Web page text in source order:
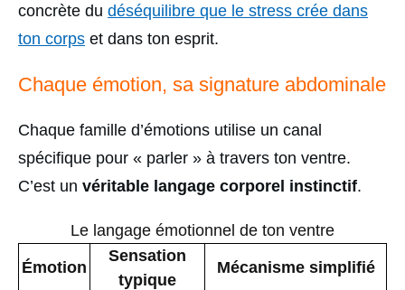
concrète du déséquilibre que le stress crée dans
ton corps et dans ton esprit.
Chaque émotion, sa signature abdominale
Chaque famille d’émotions utilise un canal
spécifique pour « parler » à travers ton ventre.
C’est un véritable langage corporel instinctif.
Le langage émotionnel de ton ventre
Émotion
Sensation
typique
Mécanisme simplifié